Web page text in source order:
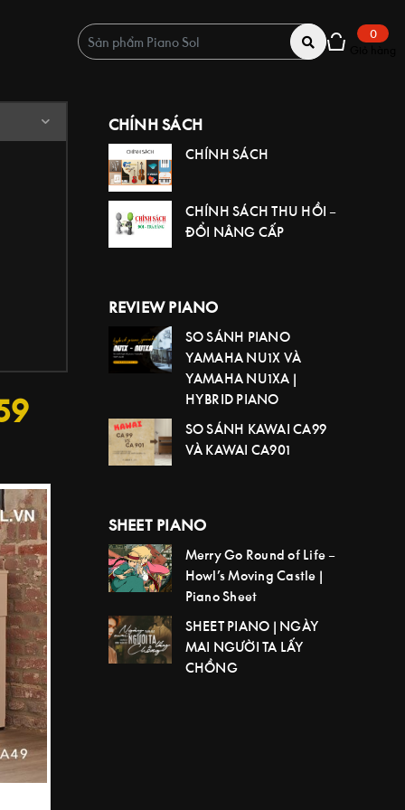
0
CHÍNH SÁCH
CHÍNH SÁCH
CHÍNH SÁCH THU HỒI –
ĐỔI NÂNG CẤP
REVIEW PIANO
SO SÁNH PIANO
YAMAHA NU1X VÀ
YAMAHA NU1XA |
HYBRID PIANO
SO SÁNH KAWAI CA99
VÀ KAWAI CA901
SHEET PIANO
Merry Go Round of Life –
Howl’s Moving Castle |
Piano Sheet
SHEET PIANO | NGÀY
MAI NGƯỜI TA LẤY
CHỒNG